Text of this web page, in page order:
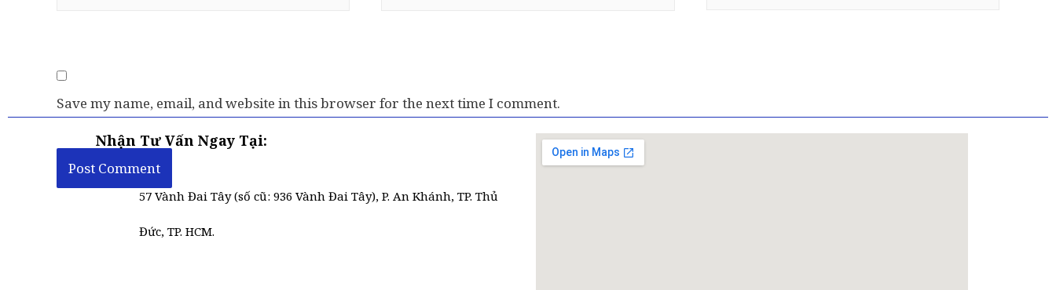
Save my name, email, and website in this browser for the next time I comment.
Nhận Tư Vấn Ngay Tại:
57 Vành Đai Tây (số cũ: 936 Vành Đai Tây), P. An Khánh, TP. Thủ
Đức, TP. HCM.